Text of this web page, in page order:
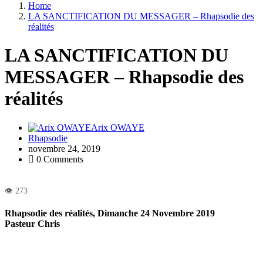
Home
LA SANCTIFICATION DU MESSAGER – Rhapsodie des
réalités
LA SANCTIFICATION DU
MESSAGER – Rhapsodie des
réalités
Arix OWAYE
Rhapsodie
novembre 24, 2019
0 Comments
Rhapsodie des réalités, Dimanche 24 Novembre 2019
Pasteur Chris